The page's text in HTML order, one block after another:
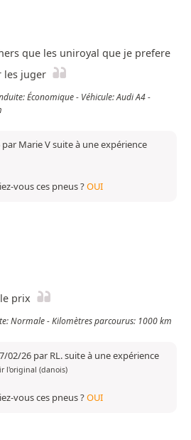
que les uniroyal que je prefere
les juger
Économique - Véhicule: Audi A4 -
Marie V suite à une expérience
vous ces pneus ?OUI
prix
Normale - Kilomètres parcourus: 1000 km
02/26 par RL. suite à une expérience
l'original (danois)
vous ces pneus ?OUI